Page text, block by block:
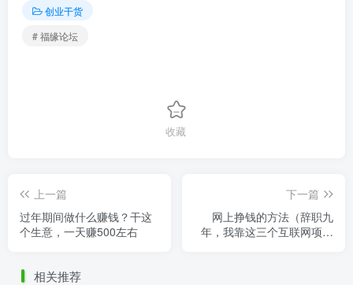
创业干货
# 福缘论坛
收藏
上一篇
过年期间做什么赚钱？干这
个生意，一天赚500左右
下一篇
网上挣钱的方法（辞职九
年，我靠这三个互联网项目
相关推荐